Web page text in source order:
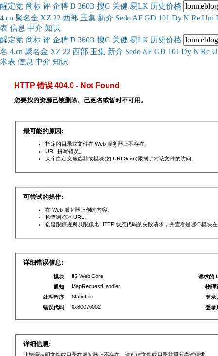
醒定竞 商标 评 企聘 D 360B 搜G 关健 易LK 历史价格
4.cn 聚名金 XZ 22 西部 玉集 新介 Sedo AF GD 101 Dy N Re Uni
表 信息 中介 知识